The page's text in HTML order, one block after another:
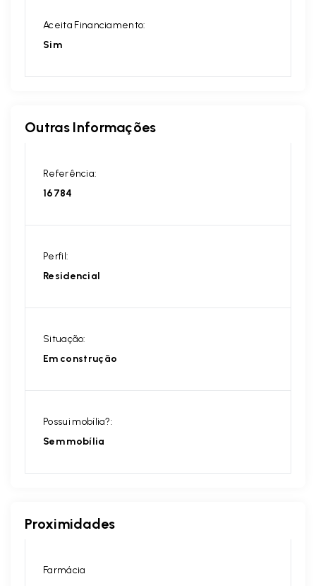
Aceita Financiamento:
Sim
Outras Informações
Referência:
16784
Perfil:
Residencial
Situação:
Em construção
Possui mobília?:
Sem mobília
Proximidades
Farmácia